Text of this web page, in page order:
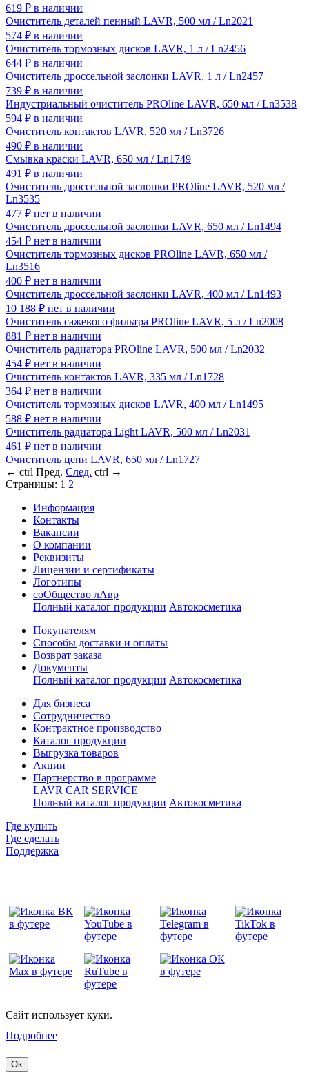
619 ₽ в наличии
Очиститель деталей пенный LAVR, 500 мл / Ln2021
574 ₽ в наличии
Очиститель тормозных дисков LAVR, 1 л / Ln2456
644 ₽ в наличии
Очиститель дроссельной заслонки LAVR, 1 л / Ln2457
739 ₽ в наличии
Индустриальный очиститель PROline LAVR, 650 мл / Ln3538
594 ₽ в наличии
Очиститель контактов LAVR, 520 мл / Ln3726
490 ₽ в наличии
Смывка краски LAVR, 650 мл / Ln1749
491 ₽ в наличии
Очиститель дроссельной заслонки PROline LAVR, 520 мл /
Ln3535
477 ₽ нет в наличии
Очиститель дроссельной заслонки LAVR, 650 мл / Ln1494
454 ₽ нет в наличии
Очиститель тормозных дисков PROline LAVR, 650 мл /
Ln3516
400 ₽ нет в наличии
Очиститель дроссельной заслонки LAVR, 400 мл / Ln1493
10 188 ₽ нет в наличии
Очиститель сажевого фильтра PROline LAVR, 5 л / Ln2008
881 ₽ нет в наличии
Очиститель радиатора PROline LAVR, 500 мл / Ln2032
454 ₽ нет в наличии
Очиститель контактов LAVR, 335 мл / Ln1728
364 ₽ нет в наличии
Очиститель тормозных дисков LAVR, 400 мл / Ln1495
588 ₽ нет в наличии
Очиститель радиатора Light LAVR, 500 мл / Ln2031
461 ₽ нет в наличии
Очиститель цепи LAVR, 650 мл / Ln1727
← ctrl Пред. След. ctrl →
Страницы: 1 2
Информация
Контакты
Вакансии
О компании
Реквизиты
Лицензии и сертификаты
Логотипы
соОбщество лАвр
Полный каталог продукции Автокосметика
Покупателям
Способы доставки и оплаты
Возврат заказа
Документы
Полный каталог продукции Автокосметика
Для бизнеса
Сотрудничество
Контрактное производcтво
Каталог продукции
Выгрузка товаров
Акции
Партнерство в программе
LAVR CAR SERVICE
Полный каталог продукции Автокосметика
Где купить
Где сделать
Поддержка
Сайт использует куки.
Подробнее
Ok